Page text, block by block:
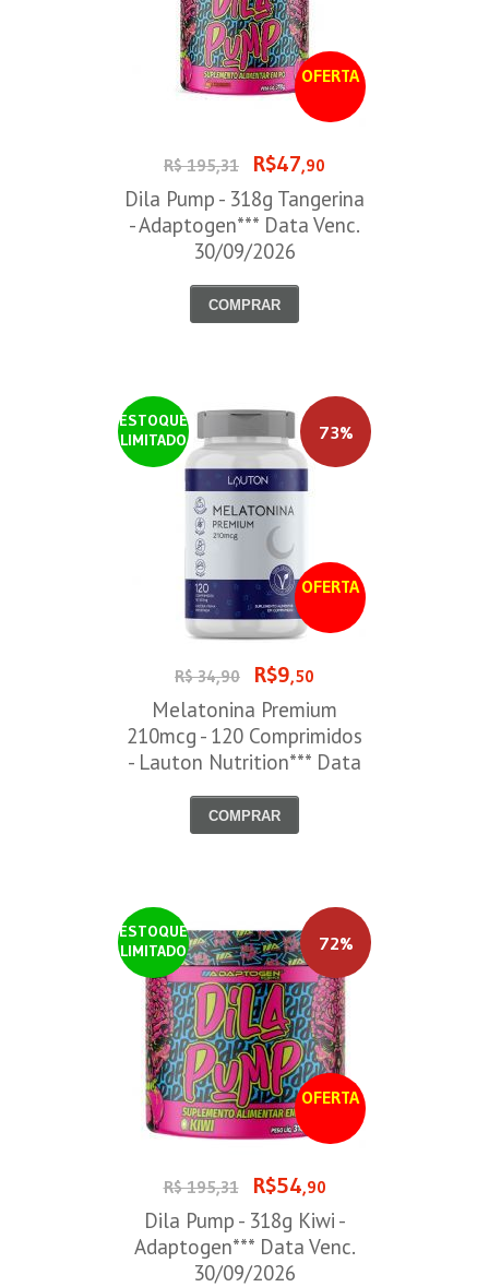
OFERTA
R$ 195,31 R$47,90
Dila Pump - 318g Tangerina
- Adaptogen*** Data Venc.
30/09/2026
COMPRAR
ESTOQUE
LIMITADO
OFERTA
73%
R$ 34,90 R$9,50
Melatonina Premium
210mcg - 120 Comprimidos
- Lauton Nutrition*** Data
COMPRAR
ESTOQUE
LIMITADO
OFERTA
72%
R$ 195,31 R$54,90
Dila Pump - 318g Kiwi -
Adaptogen*** Data Venc.
30/09/2026